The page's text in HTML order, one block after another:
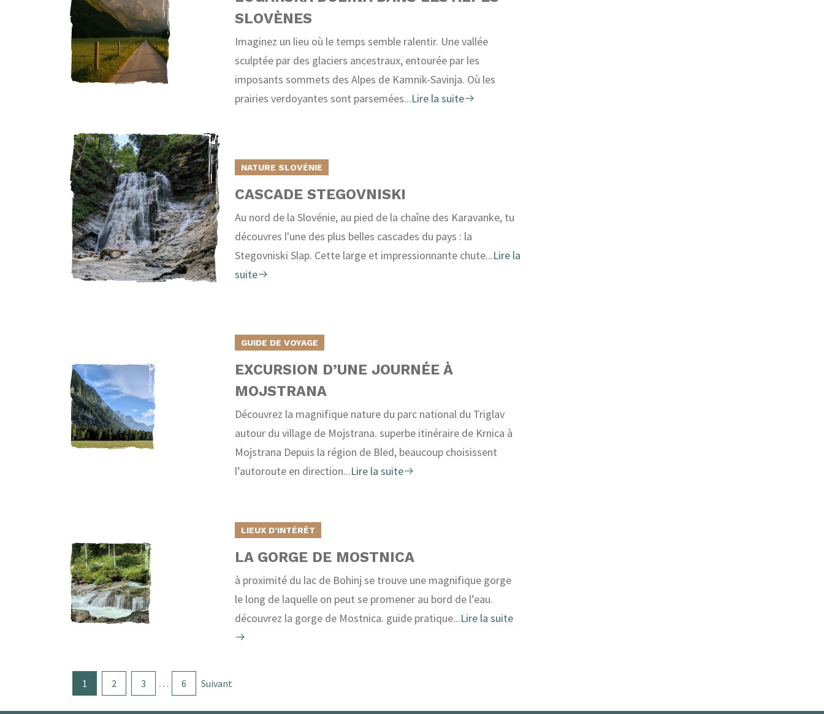
SLOVÈNES
Imaginez un lieu où le temps semble ralentir. Une vallée
sculptée par des glaciers ancestraux, entourée par les
imposants sommets des Alpes de Kamnik-Savinja. Où les
prairies verdoyantes sont parsemées...Lire la suite
NATURE SLOVÉNIE
CASCADE STEGOVNISKI
Au nord de la Slovénie, au pied de la chaîne des Karavanke, tu
découvres l'une des plus belles cascades du pays : la
Stegovniski Slap. Cette large et impressionnante chute...Lire la
suite
GUIDE DE VOYAGE
EXCURSION D’UNE JOURNÉE À
MOJSTRANA
Découvrez la magnifique nature du parc national du Triglav
autour du village de Mojstrana. superbe itinéraire de Krnica à
Mojstrana Depuis la région de Bled, beaucoup choisissent
l’autoroute en direction...Lire la suite
LIEUX D’INTÉRÊT
LA GORGE DE MOSTNICA
à proximité du lac de Bohinj se trouve une magnifique gorge
le long de laquelle on peut se promener au bord de l’eau.
découvrez la gorge de Mostnica. guide pratique...Lire la suite
1 2 3 … 6 Suivant